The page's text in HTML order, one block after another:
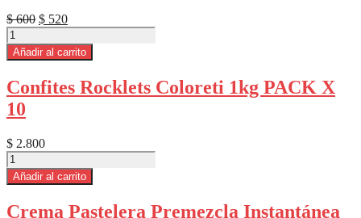
$600 El
precio
original
era:
$ 520El
precio
actual
es:
Chispas
de
Chocolate
Mavalerio
500G
cantidad
Añadir al carrito
Confites Rocklets Coloreti 1kg PACK X
10
$ 2.800
Confites
Rocklets
Coloreti
Añadir al carrito
Crema Pastelera Premezcla Instantánea